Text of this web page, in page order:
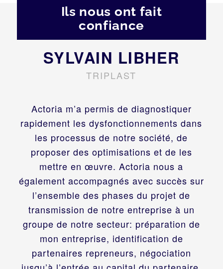
Ils nous ont fait
confiance
Actoria m’a permis de diagnostiquer
rapidement les dysfonctionnements dans
les processus de notre société, de
proposer des optimisations et de les
mettre en œuvre. Actoria nous a
également accompagnés avec succès sur
l’ensemble des phases du projet de
transmission de notre entreprise à un
groupe de notre secteur: préparation de
mon entreprise, identification de
partenaires repreneurs, négociation
SYLVAIN LIBHER
TRIPLAST